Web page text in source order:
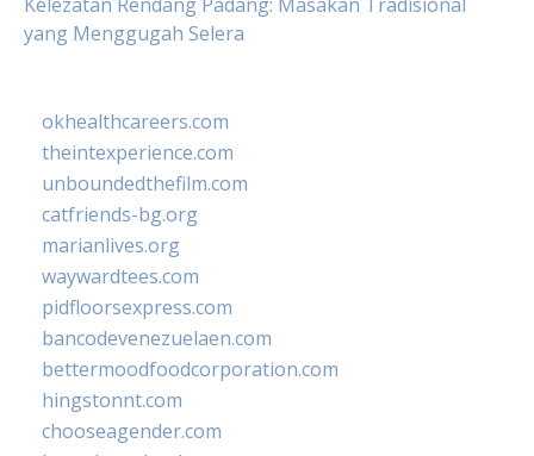
yang Menggugah Selera
okhealthcareers.com
theintexperience.com
unboundedthefilm.com
catfriends-bg.org
marianlives.org
waywardtees.com
pidfloorsexpress.com
bancodevenezuelaen.com
bettermoodfoodcorporation.com
hingstonnt.com
chooseagender.com